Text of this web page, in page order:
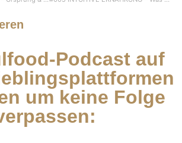
Podcast auf
um keine Folge